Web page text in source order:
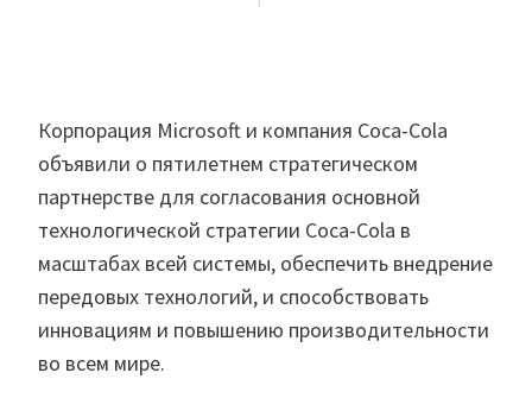
Корпорация Microsoft и компания Coca-Cola
объявили о пятилетнем стратегическом
партнерстве для согласования основной
технологической стратегии Coca-Cola в
масштабах всей системы, обеспечить внедрение
передовых технологий, и способствовать
инновациям и повышению производительности
во всем мире.